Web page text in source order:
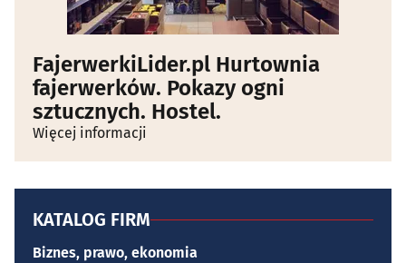
FajerwerkiLider.pl Hurtownia
fajerwerków. Pokazy ogni
sztucznych. Hostel.
Więcej informacji
KATALOG FIRM
Biznes, prawo, ekonomia